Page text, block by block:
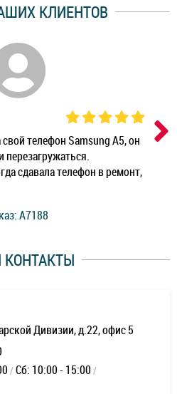
КЛИЕНТОВ
телефон Samsung A5, он
перезагружаться.
сдавала телефон в ремонт,
диагностику и сказал
A7188
Дивизии, д.22, офис 5
Сб: 10:00 - 15:00